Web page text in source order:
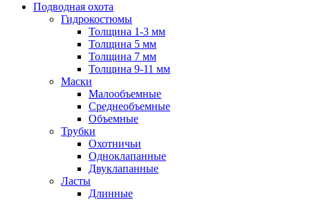
Подводная охота
Гидрокостюмы
Толщина 1-3 мм
Толщина 5 мм
Толщина 7 мм
Толщина 9-11 мм
Маски
Малообъемные
Среднеобъемные
Объемные
Трубки
Охотничьи
Одноклапанные
Двуклапанные
Ласты
Длинные